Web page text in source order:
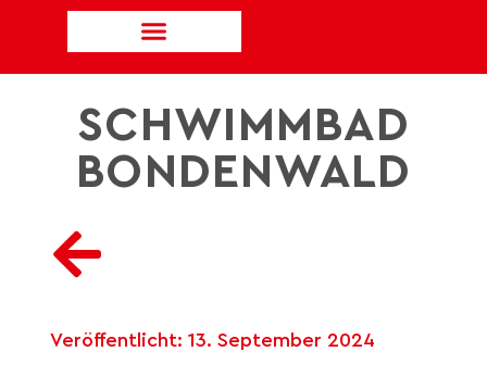
SCHWIMMBAD
BONDENWALD
Veröffentlicht: 13. September 2024